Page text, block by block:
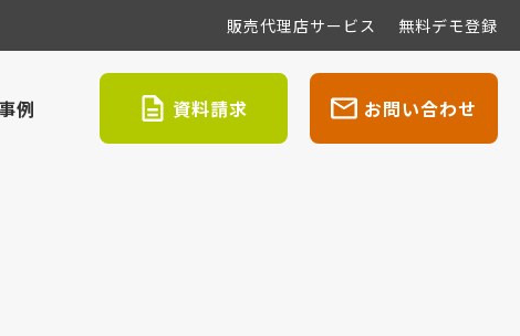
販売代理店サービス 無料デモ登録
例 資料請求 お問い合わせ